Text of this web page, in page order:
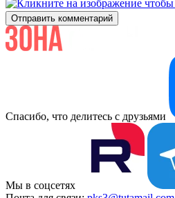
Отправить комментарий
Спасибо, что делитесь с друзьями
Мы в соцсетях